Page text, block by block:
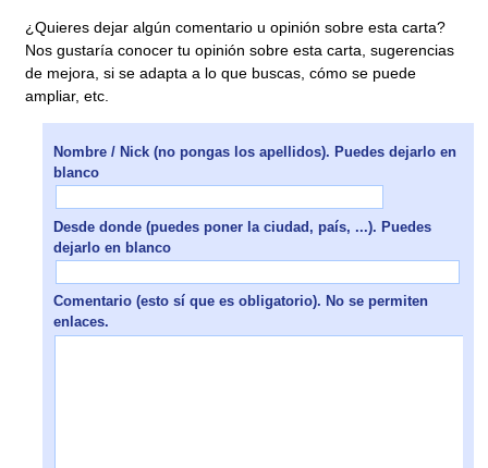
¿Quieres dejar algún comentario u opinión sobre esta carta?
Nos gustaría conocer tu opinión sobre esta carta, sugerencias
de mejora, si se adapta a lo que buscas, cómo se puede
ampliar, etc.
Nombre / Nick (no pongas los apellidos). Puedes dejarlo en
blanco
Desde donde (puedes poner la ciudad, país, ...). Puedes
dejarlo en blanco
Comentario (esto sí que es obligatorio). No se permiten
enlaces.